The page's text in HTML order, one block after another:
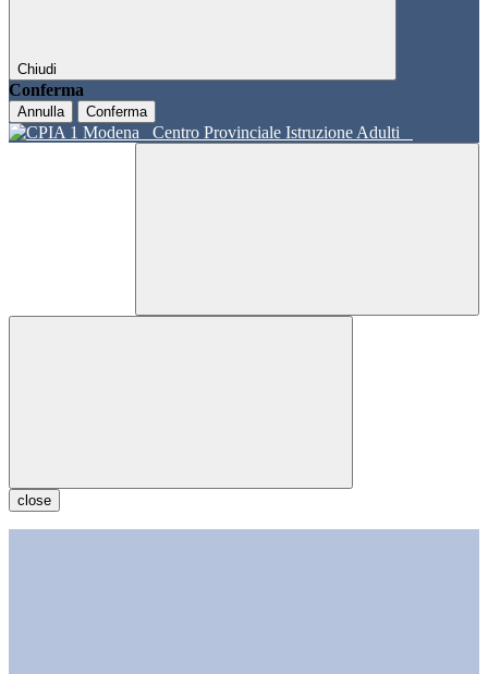
Chiudi
Conferma
Annulla Conferma
Centro Provinciale Istruzione Adulti
close